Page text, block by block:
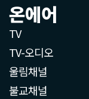
온에어
TV
TV-오디오
울림채널
불교채널